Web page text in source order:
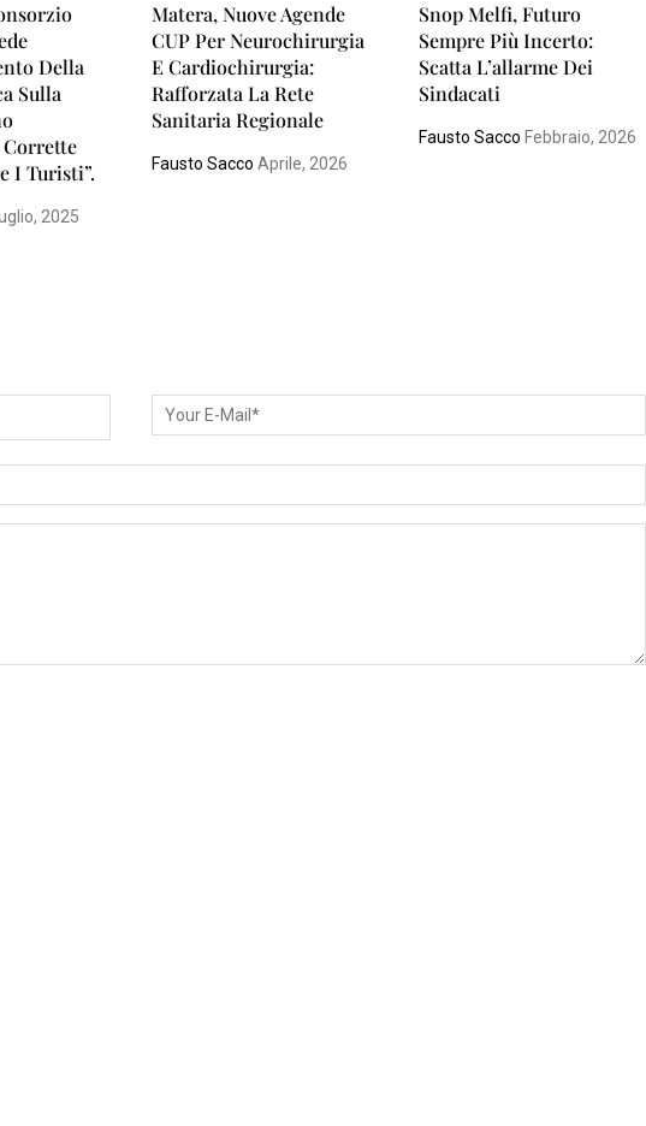
Della
Sulla
I Turisti”.
2025
Matera, Nuove Agende
CUP Per Neurochirurgia
E Cardiochirurgia:
Rafforzata La Rete
Sanitaria Regionale
Fausto Sacco Aprile, 2026
Snop Melfi, Futuro
Sempre Più Incerto:
Scatta L’allarme Dei
Sindacati
Fausto Sacco Febbraio, 2026